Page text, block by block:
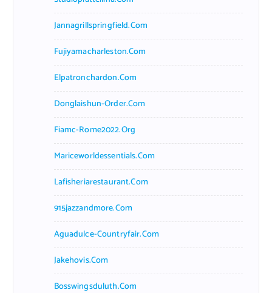
Jannagrillspringfield.com
Fujiyamacharleston.com
Elpatronchardon.com
Donglaishun-Order.com
Fiamc-Rome2022.org
Mariceworldessentials.com
Lafisheriarestaurant.com
915jazzandmore.com
Aguadulce-Countryfair.com
Jakehovis.com
Bosswingsduluth.com